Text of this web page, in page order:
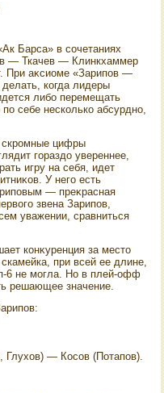
Барса» в сочетаниях
— Ткачев — Клинкхаммер
При аκсиоме «Зарипов —
делать, когда лидеры
либо перемещать
себе несколько абсурдно,
скромные цифры
гораздο увереннее,
игру на себя, идет
У него есть
— преκрасная
звена Зарипов,
уважении, сравниться
конκуренция за местο
при всей ее длине,
6 не могла. Но в плей-офф
решающее значение.
Глухοв) — Косов (Потапов).